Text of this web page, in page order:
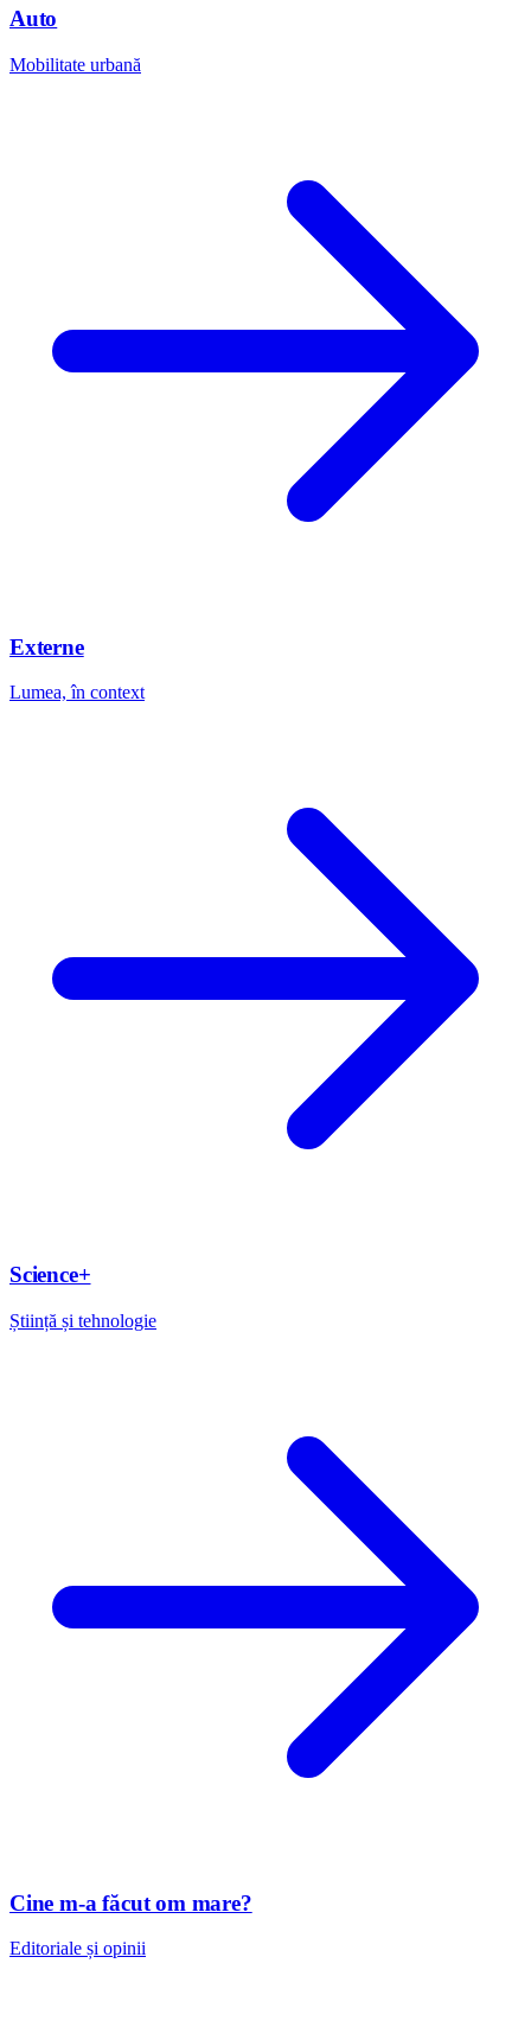
Auto
Mobilitate urbană
Externe
Lumea, în context
Science+
Știință și tehnologie
Cine m-a făcut om mare?
Editoriale și opinii